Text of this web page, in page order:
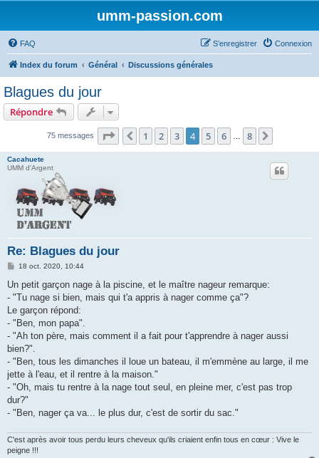
umm-passion.com
FAQ Connexion
S’enregistrer
Index du forum Général Discussions générales
Blagues du jour
Répondre
75 messages Page sur8
Précédente
1 2 3 4 5 6 8
Cacahuete
UMM d'Argent
Re: Blagues du jour
M
s
a
g
18 oct. 2020, 10:44
Un petit garçon nage à la piscine, et le maître nageur remarque:
- "Tu nage si bien, mais qui t'a appris à nager comme ça"?
Le garçon répond:
- "Ben, mon papa".
- "Ah ton père, mais comment il a fait pour t'apprendre à nager aussi
bien?".
- "Ben, tous les dimanches il loue un bateau, il m'emmène au large, il me
jette à l'eau, et il rentre à la maison."
- "Oh, mais tu rentre à la nage tout seul, en pleine mer, c'est pas trop
dur?"
- "Ben, nager ça va... le plus dur, c'est de sortir du sac."
C'est après avoir tous perdu leurs cheveux qu'ils criaient enfin tous en cœur : Vive le
peigne !!!